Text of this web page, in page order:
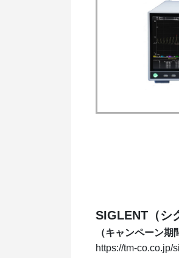
SIGLENT（シ
（キャンペーン
https://tm-co.co.jp/